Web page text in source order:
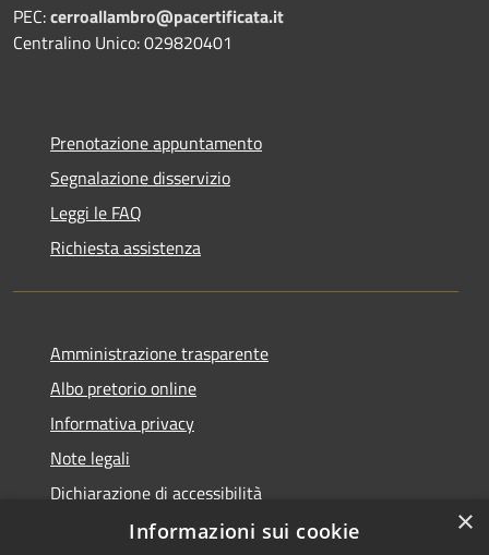
PEC:cerroallambro@pacertificata.it
Centralino Unico: 029820401
Prenotazione appuntamento
Segnalazione disservizio
Leggi le FAQ
Richiesta assistenza
Amministrazione trasparente
Albo pretorio online
Informativa privacy
Note legali
Dichiarazione di accessibilità
×
Informazioni sui cookie